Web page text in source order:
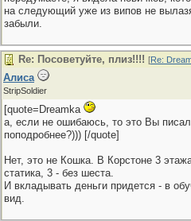
на следующий уже из випов не
забыли.
Re: Посоветуйте, плиз!!!! [Re:
Алиса
StripSoldier
[quote=Dreamka
а, если не ошибаюсь, то это Вы
поподробнее?))) [/quote]
Нет, это не Кошка. В Корстоне 3
статика, 3 - без шеста.
И вкладывать деньги придется - в
вид.